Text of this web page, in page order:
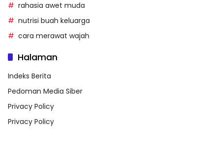
rahasia awet muda
nutrisi buah keluarga
cara merawat wajah
Halaman
Indeks Berita
Pedoman Media Siber
Privacy Policy
Privacy Policy